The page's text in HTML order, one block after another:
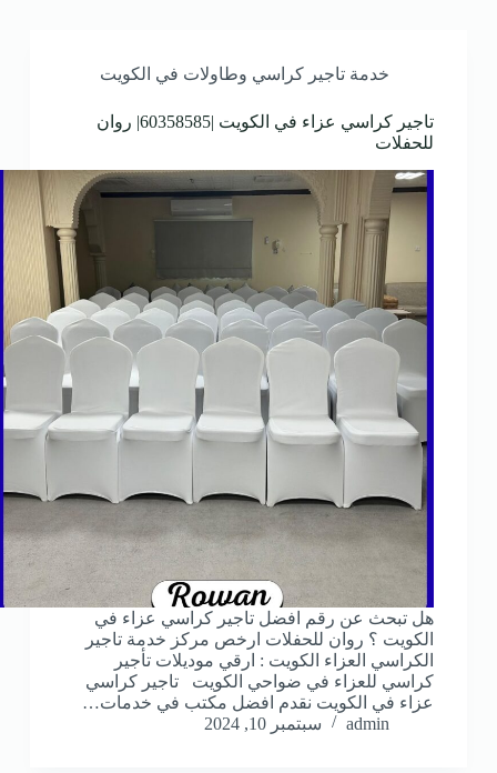
خدمة تاجير كراسي وطاولات في الكويت
تاجير كراسي عزاء في الكويت |60358585| روان
للحفلات
هل تبحث عن رقم افضل تاجير كراسي عزاء في
الكويت ؟ روان للحفلات ارخص مركز خدمة تاجير
الكراسي العزاء الكويت : ارقي موديلات تأجير
كراسي للعزاء في ضواحي الكويت تاجير كراسي
عزاء في الكويت نقدم افضل مكتب في خدمات…
admin
سبتمبر 10, 2024